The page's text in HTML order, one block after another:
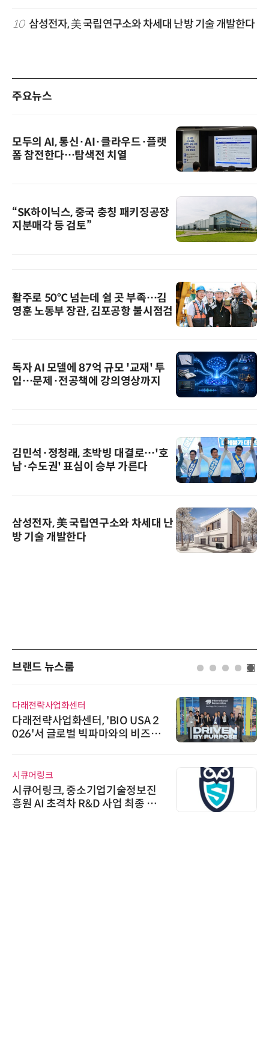
10 삼성전자, 美 국립연구소와 차세대 난방 기술 개발한다
주요뉴스
모두의 AI, 통신·AI·클라우드·플랫
폼 참전한다…탐색전 치열
“SK하이닉스, 중국 충칭 패키징공장
지분매각 등 검토”
활주로 50℃ 넘는데 쉴 곳 부족…김
영훈 노동부 장관, 김포공항 불시점검
독자 AI 모델에 87억 규모 '교재' 투
입…문제·전공책에 강의영상까지
김민석·정청래, 초박빙 대결로…'호
남·수도권' 표심이 승부 가른다
삼성전자, 美 국립연구소와 차세대 난
방 기술 개발한다
브랜드 뉴스룸
다래전략사업화센터
다래전략사업화센터, 'BIO USA 2
026'서 글로벌 빅파마와의 비즈니
시큐어링크
시큐어링크, 중소기업기술정보진
흥원 AI 초격차 R&D 사업 최종 선